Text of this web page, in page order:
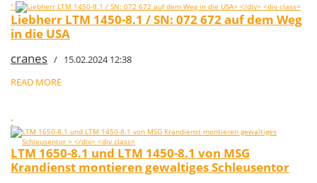
"
Liebherr LTM 1450-8.1 / SN: 072 672 auf dem Weg
in die USA
cranes / 15.02.2024 12:38
READ MORE
"
LTM 1650-8.1 und LTM 1450-8.1 von MSG
Krandienst montieren gewaltiges Schleusentor